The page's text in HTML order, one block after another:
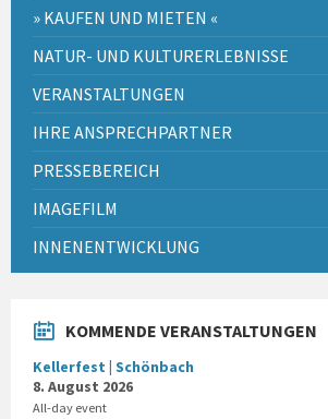
» KAUFEN UND MIETEN «
NATUR- UND KULTURERLEBNISSE
VERANSTALTUNGEN
IHRE ANSPRECHPARTNER
PRESSEBEREICH
IMAGEFILM
INNENENTWICKLUNG
KOMMENDE VERANSTALTUNGEN
Kellerfest | Schönbach
8. August 2026
All-day event